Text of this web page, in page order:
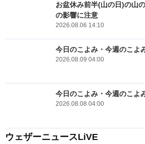
お盆休み前半(山の日)の山
の影響に注意
2026.08.06 14:10
今日のこよみ・今週のこよ
2026.08.09 04:00
今日のこよみ・今週のこよ
2026.08.08 04:00
ウェザーニュースLiVE